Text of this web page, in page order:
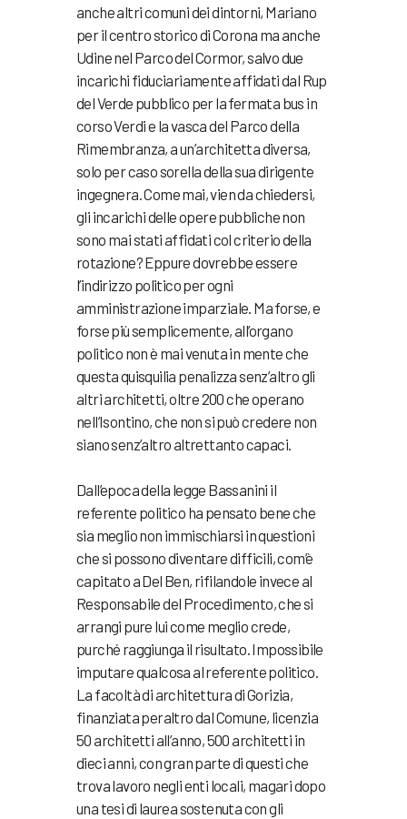
anche altri comuni dei dintorni, Mariano
per il centro storico di Corona ma anche
Udine nel Parco del Cormor, salvo due
incarichi fiduciariamente affidati dal Rup
del Verde pubblico per la fermata bus in
corso Verdi e la vasca del Parco della
Rimembranza, a un’architetta diversa,
solo per caso sorella della sua dirigente
ingegnera. Come mai, vien da chiedersi,
gli incarichi delle opere pubbliche non
sono mai stati affidati col criterio della
rotazione? Eppure dovrebbe essere
l’indirizzo politico per ogni
amministrazione imparziale. Ma forse, e
forse più semplicemente, all’organo
politico non è mai venuta in mente che
questa quisquilia penalizza senz’altro gli
altri architetti, oltre 200 che operano
nell’Isontino, che non si può credere non
siano senz’altro altrettanto capaci.
Dall’epoca della legge Bassanini il
referente politico ha pensato bene che
sia meglio non immischiarsi in questioni
che si possono diventare difficili, com’è
capitato a Del Ben, rifilandole invece al
Responsabile del Procedimento, che si
arrangi pure lui come meglio crede,
purché raggiunga il risultato. Impossibile
imputare qualcosa al referente politico.
La facoltà di architettura di Gorizia,
finanziata peraltro dal Comune, licenzia
50 architetti all’anno, 500 architetti in
dieci anni, con gran parte di questi che
trova lavoro negli enti locali, magari dopo
una tesi di laurea sostenuta con gli